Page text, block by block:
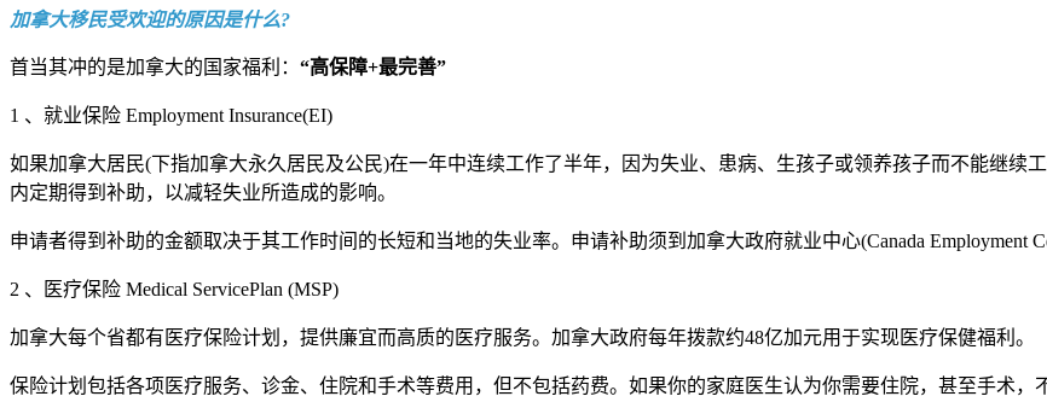
加拿大移民受欢迎的原因是什么?
首当其冲的是加拿大的国家福利： “高保障+最完善”
1 、就业保险 Employment Insurance(EI)
如果加拿大居民(下指加拿大永久居民及公民)在一年中连续工作了半年，因为失业、患病、生孩子或领养孩子而不能继续
内定期得到补助，以减轻失业所造成的影响。
申请者得到补助的金额取决于其工作时间的长短和当地的失业率。申请补助须到加拿大政府就业中心(Canada Employment
2 、医疗保险 Medical ServicePlan (MSP)
加拿大每个省都有医疗保险计划，提供廉宜而高质的医疗服务。加拿大政府每年拨款约48亿加元用于实现医疗保健福利。
保险计划包括各项医疗服务、诊金、住院和手术等费用，但不包括药费。如果你的家庭医生认为你需要住院，甚至手术